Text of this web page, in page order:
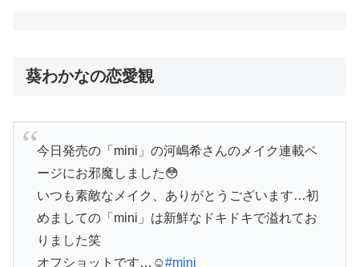
葵わかなの恋愛観
今日発売の「mini」の河嶋希さんのメイク連載ペ
ージにお邪魔しました😳
いつも素敵なメイク、ありがとうございます…初
めましての「mini」は新鮮なドキドキで溢れてお
りました笑
オフショットです…☺️#mini